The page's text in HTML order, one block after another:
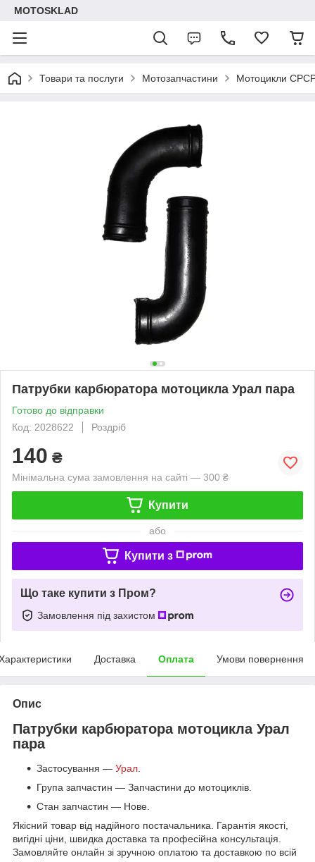
MOTOSKLAD
Товари та послуги Мотозапчастини Мотоцикли
Патрубки карбюратора мотоцикла Урал пара
Готово до відправки
Код: 2028622
Роздріб
140 ₴
Мінімальна сума замовлення на сайті — 300 ₴
Купити
або
Купити з
Що таке купити з Пром?
Замовлення під захистом
Доставка Оплата Умови повернення
Опис
Патрубки карбюратора мотоцикла Урал
пара
Застосування — Урал.
Група запчастин — Запчастини до мотоциклів.
Стан запчастин — Нове.
Якісний товар від надійного постачальника. Гарантія якості,
вигідні ціни, швидка доставка та професійна консультація.
Замовляйте онлайн зі зручною оплатою та доставкою по всій